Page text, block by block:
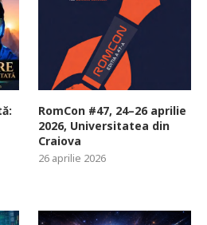
RomCon #47, 24–26 aprilie
2026, Universitatea din
Craiova
26 aprilie 2026